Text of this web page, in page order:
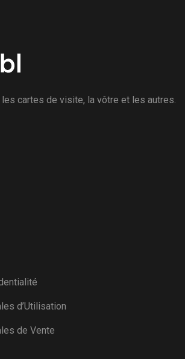
cartes de visite, la vôtre et les autres.
d’Utilisation
de Vente